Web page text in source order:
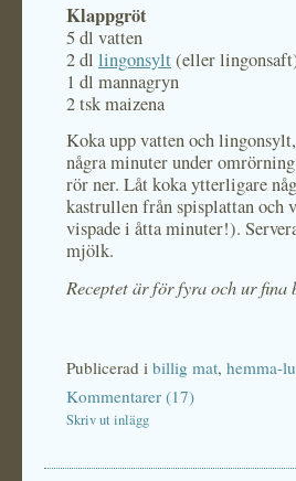
Klappgröt
5 dl vatten
2 dl lingonsylt(eller
1 dl mannagryn
2 tsk maizena
Koka upp vatten och
några minuter under
rör ner. Låt koka ytterligare
kastrullen från spisplattan och
vispade i åtta minuter!).
mjölk.
Receptet är för fyra och ur fina
Publicerad i billig mat, hemma-
Kommentarer (17)
Skriv ut inlägg